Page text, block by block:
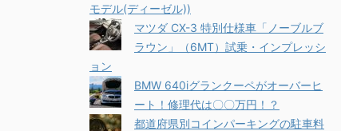
モデル(ディーゼル))
マツダ CX-3 特別仕様車「ノーブルブ
ラウン」（6MT）試乗・インプレッシ
ョン
BMW 640iグランクーペがオーバーヒ
ート！修理代は〇〇万円！？
都道府県別コインパーキングの駐車料